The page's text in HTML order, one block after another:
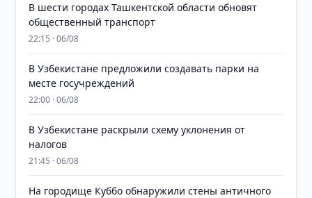
В шести городах Ташкентской области обновят
общественный транспорт
22:15 · 06/08
В Узбекистане предложили создавать парки на
месте госучреждений
22:00 · 06/08
В Узбекистане раскрыли схему уклонения от
налогов
21:45 · 06/08
На городище Куббо обнаружили стены античного